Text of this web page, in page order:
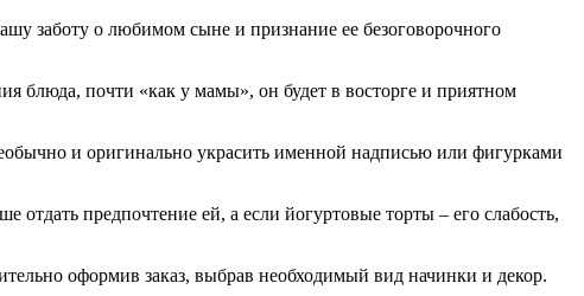
заботу о любимом сыне и признание ее безоговорочного
блюда, почти «как у мамы», он будет в восторге и приятном
и оригинально украсить именной надписью или фигурками
предпочтение ей, а если йогуртовые торты – его слабость,
оформив заказ, выбрав необходимый вид начинки и декор.